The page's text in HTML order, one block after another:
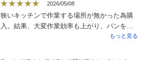
2026/05/08
狭いキッチンで作業する場所が無かった為購
入。結果、大変作業効率も上がり、パンを
切ったり、食器を出して盛り付けしたりと購
ムーズで、そちらにはコンセントが有りコー
もっと見る